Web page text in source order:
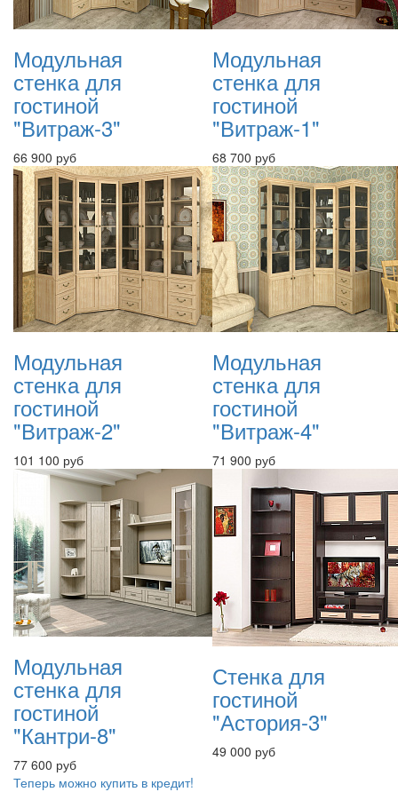
Модульная
стенка для
гостиной
"Витраж-3"
66 900 руб
Модульная
стенка для
гостиной
"Витраж-1"
68 700 руб
Модульная
стенка для
гостиной
"Витраж-2"
101 100 руб
Модульная
стенка для
гостиной
"Витраж-4"
71 900 руб
Модульная
стенка для
гостиной
"Кантри-8"
77 600 руб
Стенка для
гостиной
"Астория-3"
49 000 руб
Теперь можно купить в кредит!